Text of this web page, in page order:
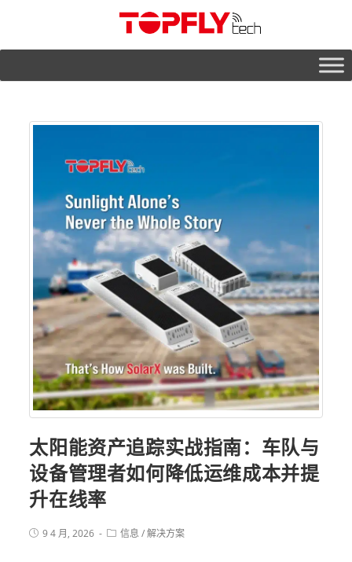
太阳能资产追踪实战指南：车队与
设备管理者如何降低运维成本并提
升在线率
9 4 月, 2026 信息 / 解决方案